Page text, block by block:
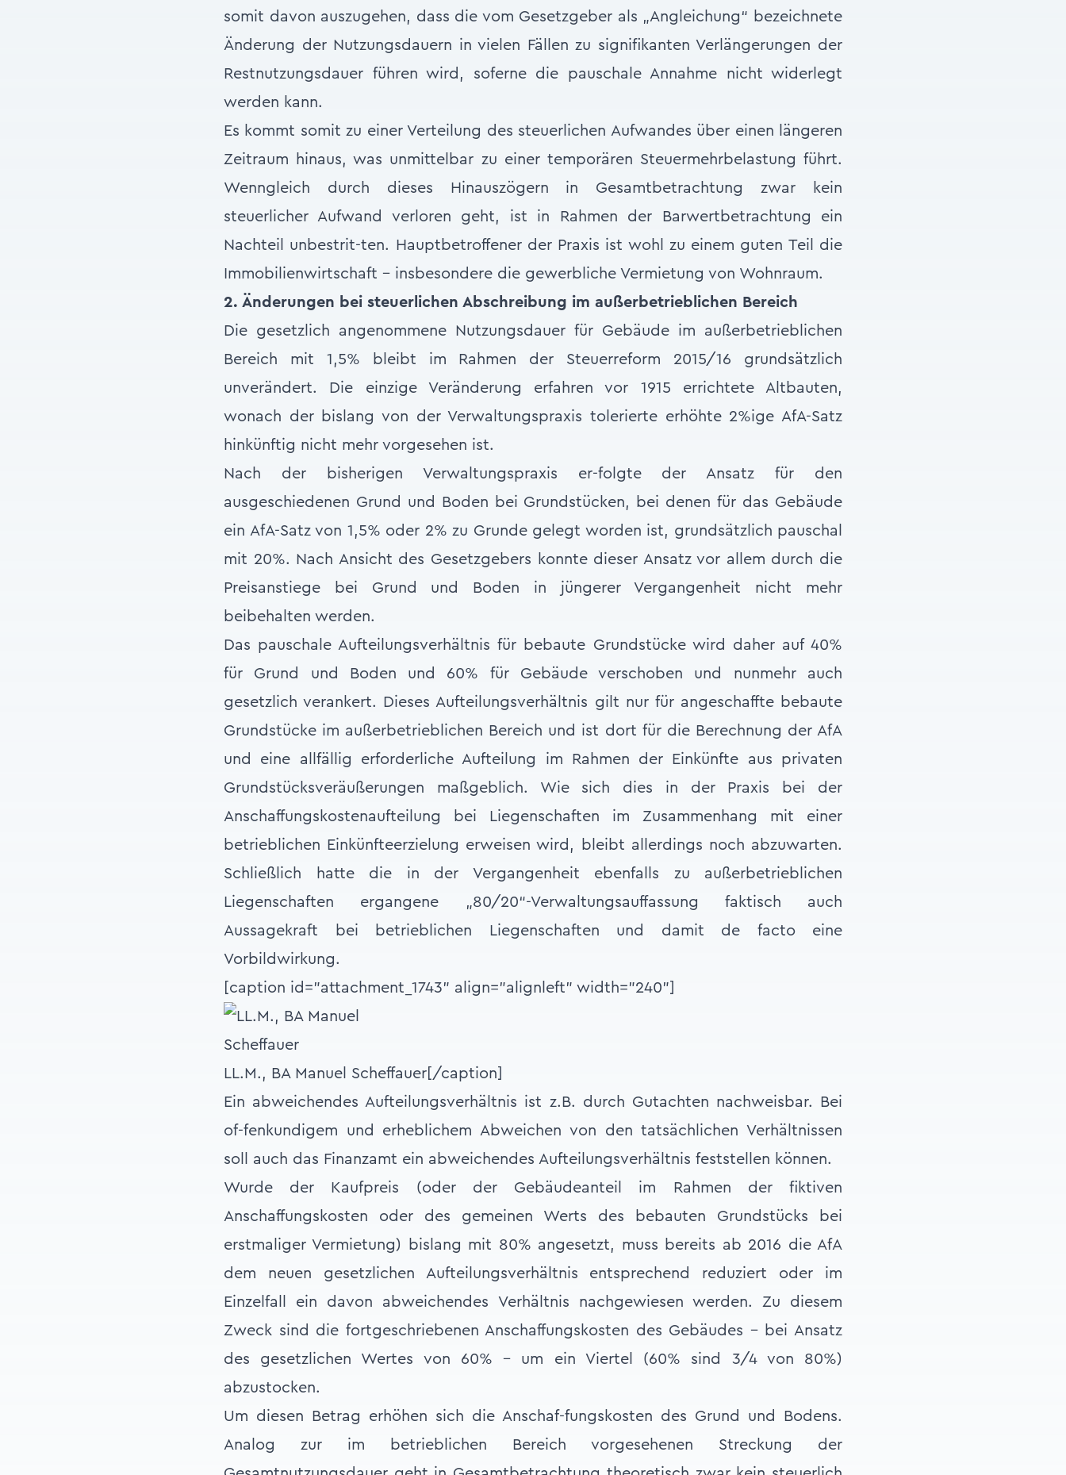
somit davon auszugehen, dass die vom Gesetzgeber als „Angleichung“ bezeichnete
Änderung der Nutzungsdauern in vielen Fällen zu signifikanten Verlängerungen der
Restnutzungsdauer führen wird, soferne die pauschale Annahme nicht widerlegt
werden kann.
Es kommt somit zu einer Verteilung des steuerlichen Aufwandes über einen längeren
Zeitraum hinaus, was unmittelbar zu einer temporären Steuermehrbelastung führt.
Wenngleich durch dieses Hinauszögern in Gesamtbetrachtung zwar kein
steuerlicher Aufwand verloren geht, ist in Rahmen der Barwertbetrachtung ein
Nachteil unbestrit-ten. Hauptbetroffener der Praxis ist wohl zu einem guten Teil die
Immobilienwirtschaft – insbesondere die gewerbliche Vermietung von Wohnraum.
2. Änderungen bei steuerlichen Abschreibung im außerbetrieblichen Bereich
Die gesetzlich angenommene Nutzungsdauer für Gebäude im außerbetrieblichen
Bereich mit 1,5% bleibt im Rahmen der Steuerreform 2015/16 grundsätzlich
unverändert. Die einzige Veränderung erfahren vor 1915 errichtete Altbauten,
wonach der bislang von der Verwaltungspraxis tolerierte erhöhte 2%ige AfA-Satz
hinkünftig nicht mehr vorgesehen ist.
Nach der bisherigen Verwaltungspraxis er-folgte der Ansatz für den
ausgeschiedenen Grund und Boden bei Grundstücken, bei denen für das Gebäude
ein AfA-Satz von 1,5% oder 2% zu Grunde gelegt worden ist, grundsätzlich pauschal
mit 20%. Nach Ansicht des Gesetzgebers konnte dieser Ansatz vor allem durch die
Preisanstiege bei Grund und Boden in jüngerer Vergangenheit nicht mehr
beibehalten werden.
Das pauschale Aufteilungsverhältnis für bebaute Grundstücke wird daher auf 40%
für Grund und Boden und 60% für Gebäude verschoben und nunmehr auch
gesetzlich verankert. Dieses Aufteilungsverhältnis gilt nur für angeschaffte bebaute
Grundstücke im außerbetrieblichen Bereich und ist dort für die Berechnung der AfA
und eine allfällig erforderliche Aufteilung im Rahmen der Einkünfte aus privaten
Grundstücksveräußerungen maßgeblich. Wie sich dies in der Praxis bei der
Anschaffungskostenaufteilung bei Liegenschaften im Zusammenhang mit einer
betrieblichen Einkünfteerzielung erweisen wird, bleibt allerdings noch abzuwarten.
Schließlich hatte die in der Vergangenheit ebenfalls zu außerbetrieblichen
Liegenschaften ergangene „80/20“-Verwaltungsauffassung faktisch auch
Aussagekraft bei betrieblichen Liegenschaften und damit de facto eine
Vorbildwirkung.
[caption id="attachment_1743" align="alignleft" width="240"]
LL.M., BA Manuel Scheffauer[/caption]
Ein abweichendes Aufteilungsverhältnis ist z.B. durch Gutachten nachweisbar. Bei
of-fenkundigem und erheblichem Abweichen von den tatsächlichen Verhältnissen
soll auch das Finanzamt ein abweichendes Aufteilungsverhältnis feststellen können.
Wurde der Kaufpreis (oder der Gebäudeanteil im Rahmen der fiktiven
Anschaffungskosten oder des gemeinen Werts des bebauten Grundstücks bei
erstmaliger Vermietung) bislang mit 80% angesetzt, muss bereits ab 2016 die AfA
dem neuen gesetzlichen Aufteilungsverhältnis entsprechend reduziert oder im
Einzelfall ein davon abweichendes Verhältnis nachgewiesen werden. Zu diesem
Zweck sind die fortgeschriebenen Anschaffungskosten des Gebäudes – bei Ansatz
des gesetzlichen Wertes von 60% – um ein Viertel (60% sind 3/4 von 80%)
abzustocken.
Um diesen Betrag erhöhen sich die Anschaf-fungskosten des Grund und Bodens.
Analog zur im betrieblichen Bereich vorgesehenen Streckung der